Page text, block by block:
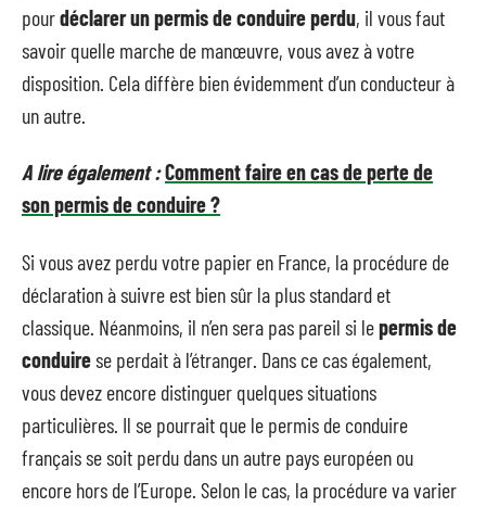
pourdéclarer un permis de conduire perdu, il vous faut
savoir quelle marche de manœuvre, vous avez à votre
disposition. Cela diffère bien évidemment d’un conducteur à
un autre.
A lire également :Comment faire en cas de perte de
son permis de conduire ?
Si vous avez perdu votre papier en France, la procédure de
déclaration à suivre est bien sûr la plus standard et
classique. Néanmoins, il n’en sera pas pareil si lepermis de
conduirese perdait à l’étranger. Dans ce cas également,
vous devez encore distinguer quelques situations
particulières. Il se pourrait que le permis de conduire
français se soit perdu dans un autre pays européen ou
encore hors de l’Europe. Selon le cas, la procédure va varier